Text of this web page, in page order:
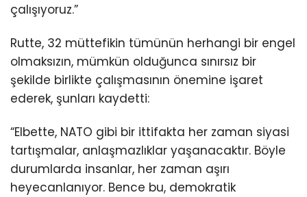
çalışıyoruz.”
Rutte, 32 müttefikin tümünün herhangi bir engel
olmaksızın, mümkün olduğunca sınırsız bir
şekilde birlikte çalışmasının önemine işaret
ederek, şunları kaydetti:
“Elbette, NATO gibi bir ittifakta her zaman siyasi
tartışmalar, anlaşmazlıklar yaşanacaktır. Böyle
durumlarda insanlar, her zaman aşırı
heyecanlanıyor. Bence bu, demokratik